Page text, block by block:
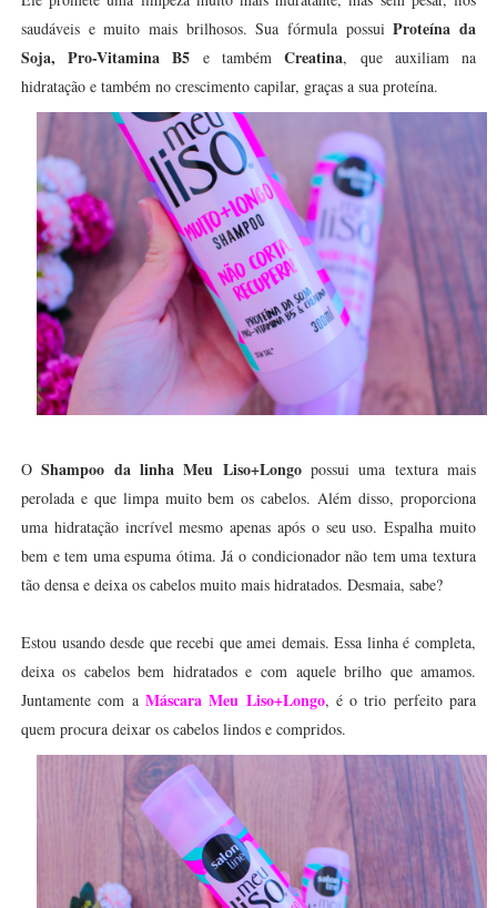
saudáveis e muito mais brilhosos. Sua fórmula possuiProteína da
Soja, Pro-Vitamina B5 e tambémCreatina, que auxiliam na
hidratação e também no crescimento capilar, graças a sua proteína.
OShampoo da linha Meu Liso+Longopossui uma textura mais
perolada e que limpa muito bem os cabelos. Além disso, proporciona
uma hidratação incrível mesmo apenas após o seu uso. Espalha muito
bem e tem uma espuma ótima. Já o condicionador não tem uma textura
tão densa e deixa os cabelos muito mais hidratados. Desmaia, sabe?
Estou usando desde que recebi que amei demais. Essa linha é completa,
deixa os cabelos bem hidratados e com aquele brilho que amamos.
Juntamente com a Máscara Meu Liso+Longo, é o trio perfeito para
quem procura deixar os cabelos lindos e compridos.